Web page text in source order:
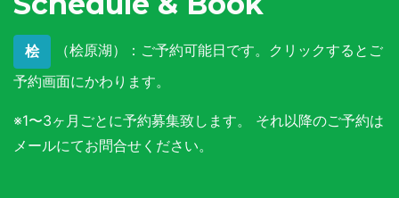
桧
（桧原湖）：ご予約可能日です。クリックするとご
予約画面にかわります。
※1〜3ヶ月ごとに予約募集致します。 それ以降のご予約は
メールにてお問合せください。